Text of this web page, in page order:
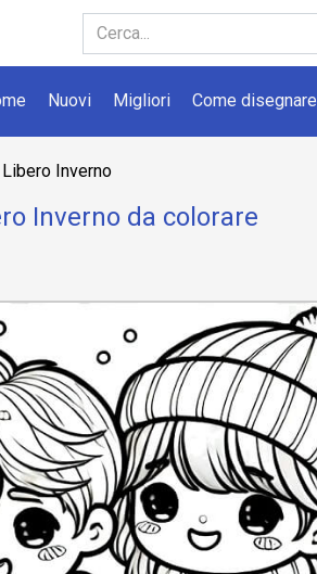
Nuovi Migliori Come disegnare
Inverno
Inverno da colorare